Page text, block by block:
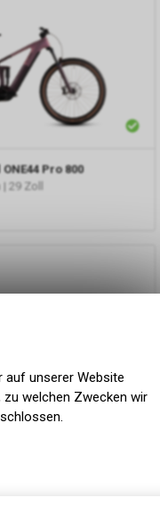
Pro 800
29 Zoll
auf unserer Website
zu welchen Zwecken wir